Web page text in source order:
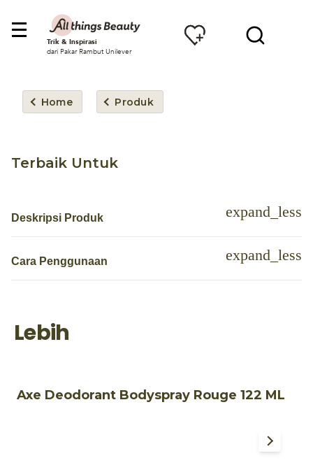
Trik & Inspirasi
dari Pakar Rambut Unilever
Home Produk
Terbaik Untuk
Deskripsi Produk
Cara Penggunaan
Lebih
Axe Deodorant Bodyspray Rouge 122 ML